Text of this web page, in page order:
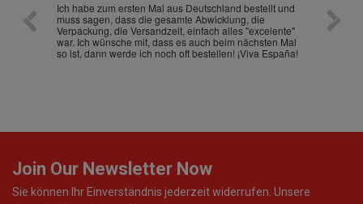
Ich habe zum ersten Mal aus Deutschland bestellt und
muss sagen, dass die gesamte Abwicklung, die
Verpackung, die Versandzeit, einfach alles "excelente"
war. Ich wünsche mit, dass es auch beim nächsten Mal
so ist, dann werde ich noch oft bestellen! ¡Viva España!
Die
gut
ist
Join Our Newsletter Now
Sie können Ihr Einverständnis jederzeit widerrufen. Unsere